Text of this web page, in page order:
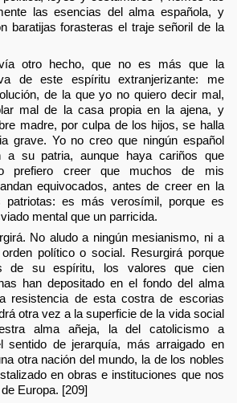
las esencias del alma española, y
baratijas forasteras el traje señoril de la
otro hecho, que no es más que la
de este espíritu extranjerizante: me
de la que yo no quiero decir mal,
mal de la casa propia en la ajena, y
madre, por culpa de los hijos, se halla
grave. Yo no creo que ningún español
a su patria, aunque haya cariños que
prefiero creer que muchos de mis
equivocados, antes de creer en la
patriotas: es más verosímil, porque es
mental que un parricida.
No aludo a ningún mesianismo, ni a
político o social. Resurgirá porque
de su espíritu, los valores que cien
han depositado en el fondo del alma
resistencia de esta costra de escorias
otra vez a la superficie de la vida social
alma añeja, la del catolicismo a
sentido de jerarquía, más arraigado en
otra nación del mundo, la de los nobles
en obras e instituciones que nos
Europa. [209]